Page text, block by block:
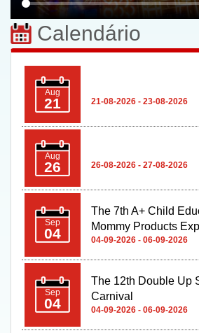
Calendário
Aug
26 26-08-2026 - 27-08-2026
Sep
04
Mommy Products
Sep
04
The 12th Double Up
Carnival
04-09-2026 - 06-09-2026
Sep
09 09-09-2026 - 12-09-2026